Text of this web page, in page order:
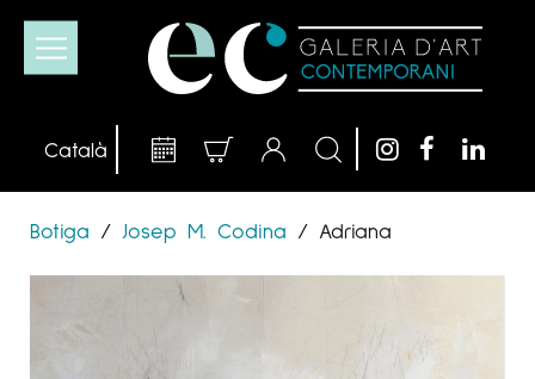
Botiga / Josep M. Codina / Adriana